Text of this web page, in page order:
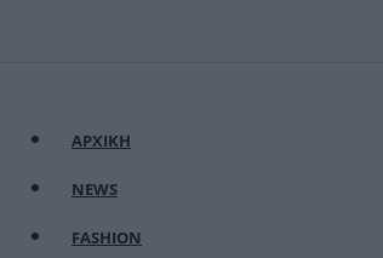
ΑΡΧΙΚΗ
NEWS
FASHION